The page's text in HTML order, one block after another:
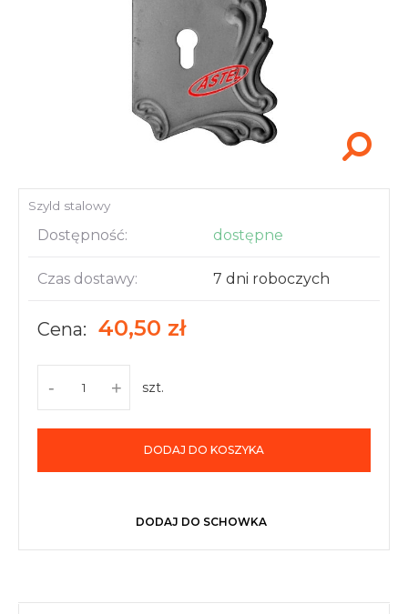
Akcesoria i narzędzia
Szyld stalowy
Dostępność: dostępne
Czas dostawy: 7 dni roboczych
Cena: 40,50 zł
- + szt.
DODAJ DO KOSZYKA
DODAJ DO SCHOWKA